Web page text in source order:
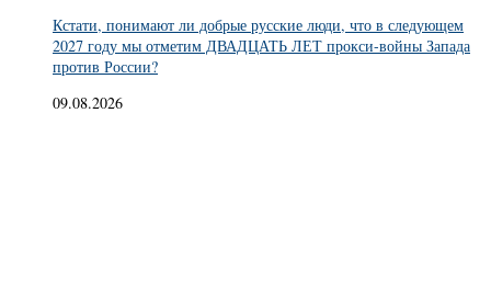
Кстати, понимают ли добрые русские люди, что в следующем
2027 году мы отметим ДВАДЦАТЬ ЛЕТ прокси-войны Запада
против России?
09.08.2026